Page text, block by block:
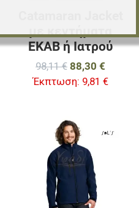
με κεντήματα
ΕΚΑΒ ή Ιατρού
98,11 € 88,30 €
Έκπτωση: 9,81 €
Προσθήκη στα αγαπημένα
Προσθήκη για σύγκριση
Γρήγορη ματιά